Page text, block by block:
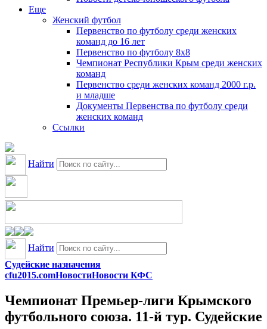
Еще
Женский футбол
Первенство по футболу среди женских
команд до 16 лет
Первенство по футболу 8х8
Чемпионат Республики Крым среди женских
команд
Первенство среди женских команд 2000 г.р.
и младше
Документы Первенства по футболу среди
женских команд
Ссылки
Найти
Найти
Судейские назначения
cfu2015.comНовостиНовости КФС
Чемпионат Премьер-лиги Крымского
футбольного союза. 11-й тур. Судейские